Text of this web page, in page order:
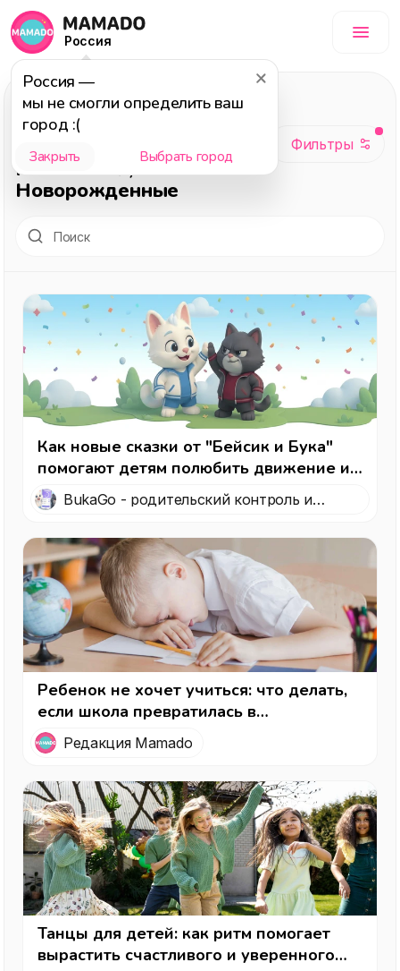
Россия
Россия —
мы не смогли определить ваш
город :(
Закрыть Выбрать город
Отношения, темы:
Семья, С собой,
Воспитание,
Психология,
Новорожденные
Как новые сказки от "Бейсик и Бука"
помогают детям полюбить движение и
порядок
BukaGo - родительский контроль и
Ребенок не хочет учиться: что делать,
если школа превратилась в
ежедневный стресс?
Редакция Mamado
Танцы для детей: как ритм помогает
вырастить счастливого и уверенного